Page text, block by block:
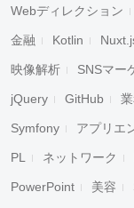
Webディレクション
金融 Kotlin
映像解析 SNSマー
jQuery GitHub
Symfony アプリエ
PL ネットワーク
PowerPoint 美容